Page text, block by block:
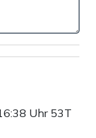
Uhr 53T